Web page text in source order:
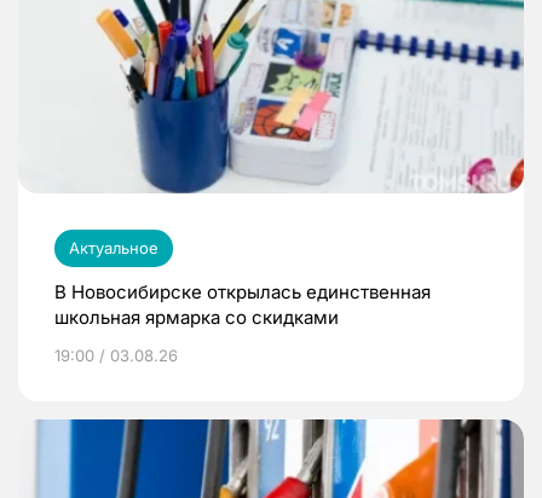
Актуальное
В Новосибирске открылась единственная
школьная ярмарка со скидками
19:00 / 03.08.26